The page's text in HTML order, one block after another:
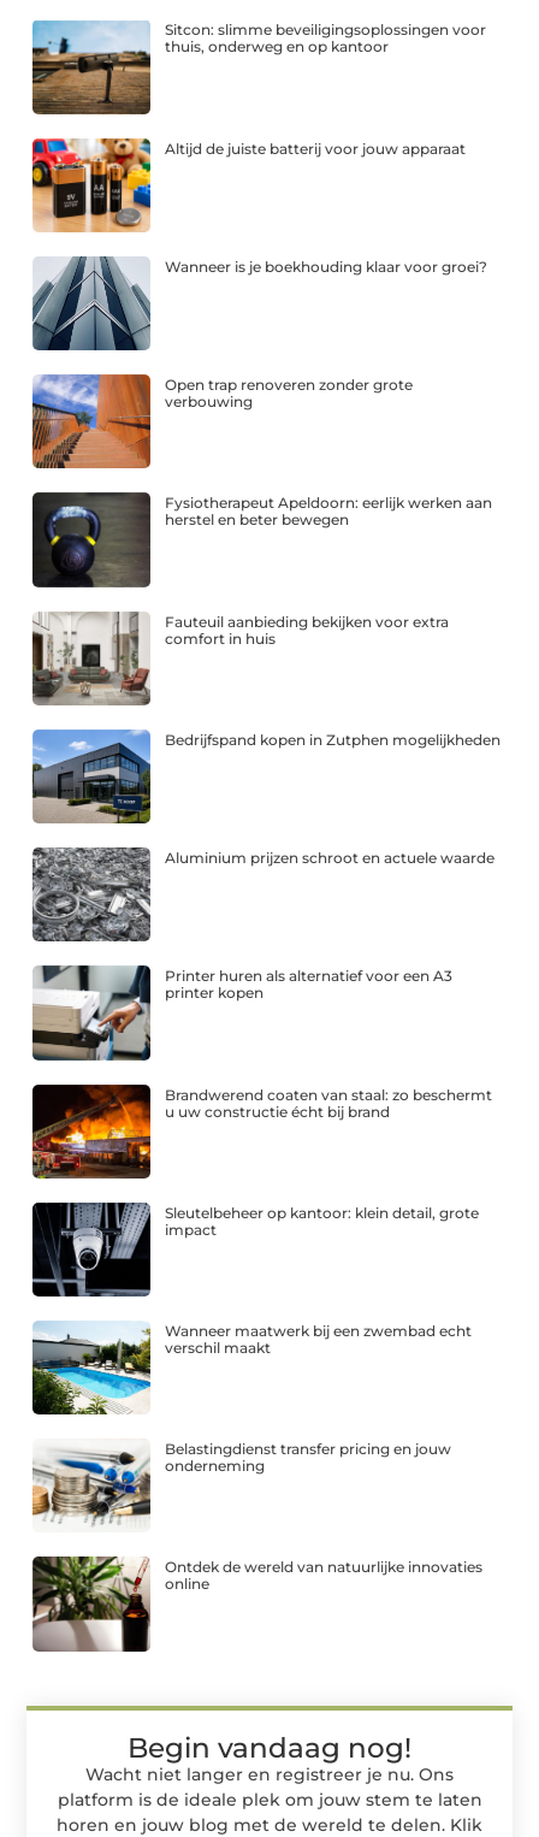
Sitcon: slimme beveiligingsoplossingen voor
thuis, onderweg en op kantoor
Altijd de juiste batterij voor jouw apparaat
Wanneer is je boekhouding klaar voor groei?
Open trap renoveren zonder grote
verbouwing
Fysiotherapeut Apeldoorn: eerlijk werken aan
herstel en beter bewegen
Fauteuil aanbieding bekijken voor extra
comfort in huis
Bedrijfspand kopen in Zutphen mogelijkheden
Aluminium prijzen schroot en actuele waarde
Printer huren als alternatief voor een A3
printer kopen
Brandwerend coaten van staal: zo beschermt
u uw constructie écht bij brand
Sleutelbeheer op kantoor: klein detail, grote
impact
Wanneer maatwerk bij een zwembad echt
verschil maakt
Belastingdienst transfer pricing en jouw
onderneming
Ontdek de wereld van natuurlijke innovaties
online
Begin vandaag nog!
Wacht niet langer en registreer je nu. Ons
platform is de ideale plek om jouw stem te laten
horen en jouw blog met de wereld te delen. Klik